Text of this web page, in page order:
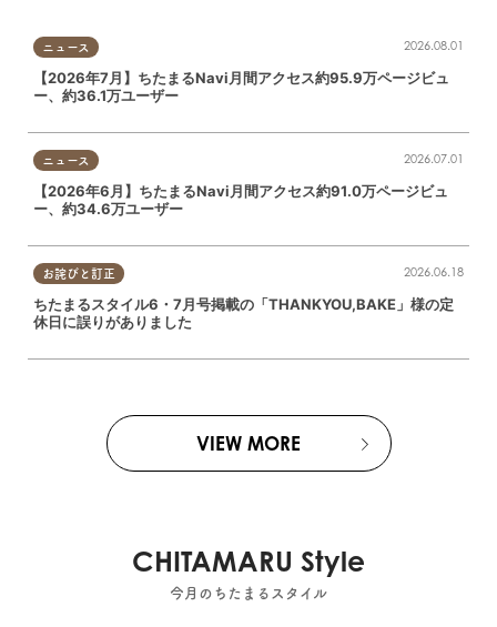
ニュース 2026.08.01
【2026年7月】ちたまるNavi月間アクセス約95.9万ページビュ
ー、約36.1万ユーザー
ニュース 2026.07.01
【2026年6月】ちたまるNavi月間アクセス約91.0万ページビュ
ー、約34.6万ユーザー
お詫びと訂正 2026.06.18
ちたまるスタイル6・7月号掲載の「THANKYOU,BAKE」様の定
休日に誤りがありました
VIEW MORE
CHITAMARU Style
今月のちたまるスタイル